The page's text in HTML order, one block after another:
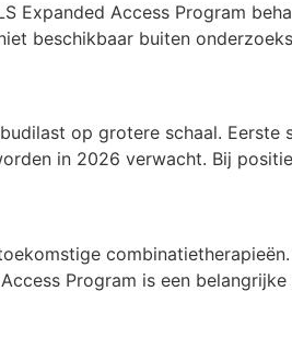
Expanded Access Program
beschikbaar buiten
op grotere schaal.
in 2026 verwacht. Bij
Program is een